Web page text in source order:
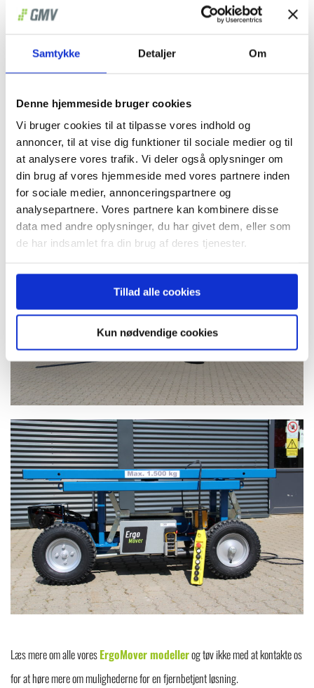
Samtykke Detaljer Om
Denne hjemmeside bruger cookies
Vi bruger cookies til at tilpasse vores indhold og
annoncer, til at vise dig funktioner til sociale medier og til
at analysere vores trafik. Vi deler også oplysninger om
din brug af vores hjemmeside med vores partnere inden
for sociale medier, annonceringspartnere og
analysepartnere. Vores partnere kan kombinere disse
data med andre oplysninger, du har givet dem, eller som
de har indsamlet fra din brug af deres tjenester.
Tillad alle cookies
Kun nødvendige cookies
Læs mere om alle voresErgoMover modellerog tøv ikke med at kontakte os
for at høre mere om mulighederne for en fjernbetjent løsning.